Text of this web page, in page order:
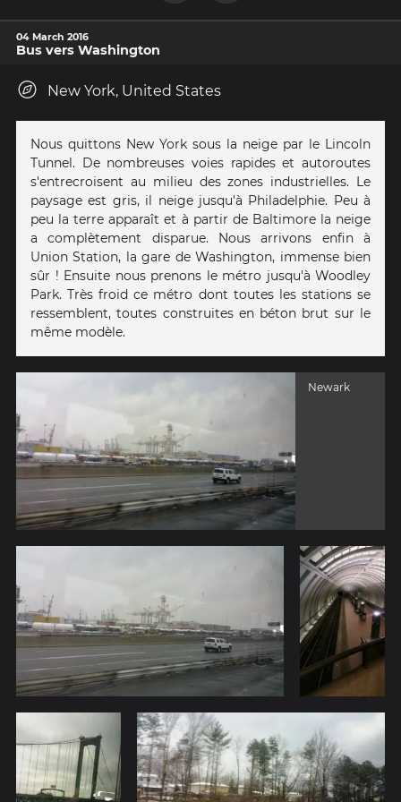
04 March 2016
Bus vers Washington
New York, United States
Nous quittons New York sous la neige par le Lincoln
Tunnel. De nombreuses voies rapides et autoroutes
s'entrecroisent au milieu des zones industrielles. Le
paysage est gris, il neige jusqu'à Philadelphie. Peu à
peu la terre apparaît et à partir de Baltimore la neige
a complètement disparue. Nous arrivons enfin à
Union Station, la gare de Washington, immense bien
sûr ! Ensuite nous prenons le métro jusqu'à Woodley
Park. Très froid ce métro dont toutes les stations se
ressemblent, toutes construites en béton brut sur le
même modèle.
Newark